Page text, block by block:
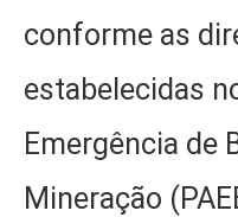
conforme as
estabelecidas
Emergência de
Mineração